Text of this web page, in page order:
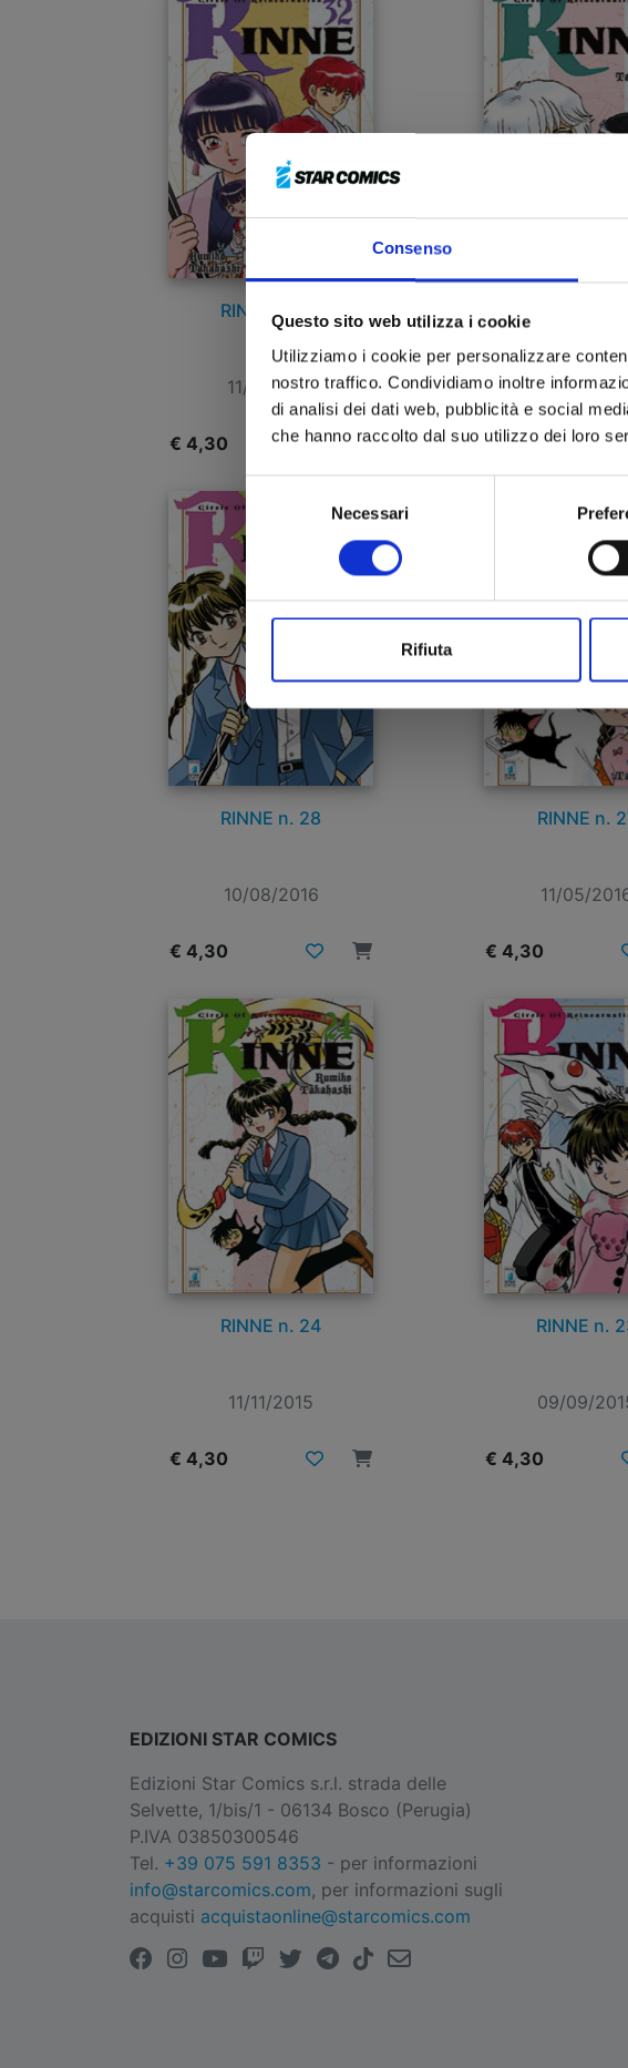
Consenso
Questo sito web utilizza i cookie
Utilizziamo i cookie per personalizzare
nostro traffico. Condividiamo inoltre
di analisi dei dati web, pubblicità e social
che hanno raccolto dal suo utilizzo dei loro
Selezione
consenso
Necessari
Rifiuta
RINNE n. 32
11/10/2017
€ 4,30
12/07/
€ 4,30
RINNE n. 28
10/08/2016
€ 4,30
RINNE n.
11/05/
€ 4,30
RINNE n. 24
11/11/2015
€ 4,30
RINNE n.
09/09/
€ 4,30
EDIZIONI STAR COMICS
Edizioni Star Comics s.r.l. strada delle
Selvette, 1/bis/1 - 06134 Bosco (Perugia)
P.IVA 03850300546
Tel. +39 075 591 8353 - per informazioni
info@starcomics.com, per informazioni sugli
acquisti acquistaonline@starcomics.com